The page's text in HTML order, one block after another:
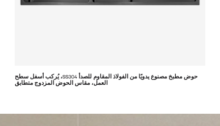
حوض مطبخ مصنوع يدويًا من الفولاذ المقاوم للصدأ SS304، يُركب أسفل سطح
العمل، مقاس الحوض المزدوج متطابق